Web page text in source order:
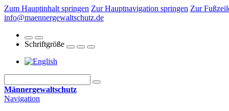
Zum Hauptinhalt springen Zur Hauptnavigation springen Zur
info@maennergewaltschutz.de
Schriftgröße
Männergewaltschutz
Navigation